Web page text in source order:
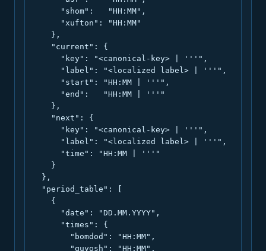
      "shom":   "HH:MM",
      "xufton": "HH:MM"
    },
    "current": {
      "key": "<canonical-key> | '''",
      "label": "<localized label> | '''",
      "start": "HH:MM | '''",
      "end":   "HH:MM | '''"
    },
    "next": {
      "key": "<canonical-key> | '''",
      "label": "<localized label> | '''",
      "time": "HH:MM | '''"
    }
  },
  "period_table": [
    {
      "date": "DD.MM.YYYY",
      "times": {
        "bomdod": "HH:MM",
        "quyosh": "HH:MM",